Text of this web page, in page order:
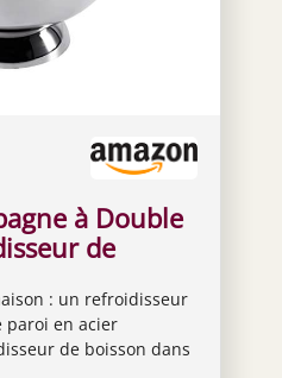
à Double
de
Eau, Vin et
cm
: un refroidisseur
paroi en acier
de boisson dans